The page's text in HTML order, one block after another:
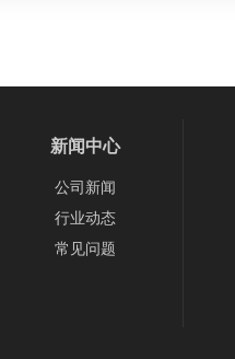
新闻中心
公司新闻
行业动态
常见问题